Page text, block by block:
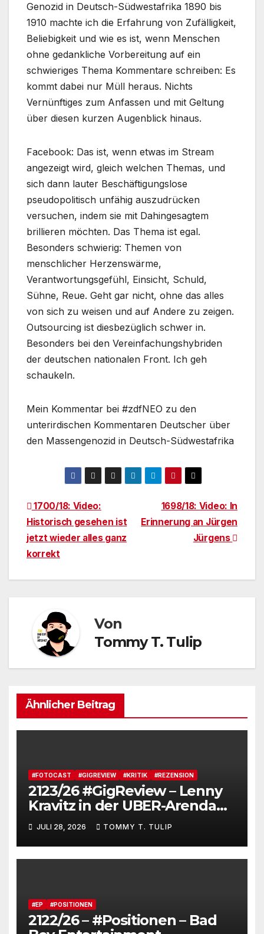
Genozid in Deutsch-Südwestafrika 1890 bis
1910 machte ich die Erfahrung von Zufälligkeit,
Beliebigkeit und wie es ist, wenn Menschen
ohne gedankliche Vorbereitung auf ein
schwieriges Thema Kommentare schreiben: Es
kommt dabei nur Müll heraus. Nichts
Vernünftiges zum Anfassen und mit Geltung
über diesen kurzen Augenblick hinaus.
Facebook: Das ist, wenn etwas im Stream
angezeigt wird, gleich welchen Themas, und
sich dann lauter Beschäftigungslose
pseudopolitisch unfähig auszudrücken
versuchen, indem sie mit Dahingesagtem
brillieren möchten. Das Thema ist egal.
Besonders schwierig: Themen von
menschlicher Herzenswärme,
Verantwortungsgefühl, Einsicht, Schuld,
Sühne, Reue. Geht gar nicht, ohne das alles
von sich zu weisen und auf Andere zu zeigen.
Outsourcing ist diesbezüglich schwer in.
Besonders bei den Vereinfachungshybriden
der deutschen nationalen Front. Ich geh
schaukeln.
Mein Kommentar bei #zdfNEO zu den
unterirdischen Kommentaren Deutscher über
den Massengenozid in Deutsch-Südwestafrika
Beitragsnavigation1698/18: Video: In
Erinnerung an Jürgen
Jürgens
1700/18: Video:
Historisch gesehen ist
jetzt wieder alles ganz
korrekt
Von
Tommy T. Tulip
Ähnlicher Beitrag
#FOTOCAST #GIGREVIEW #KRITIK #REZENSION
2123/26 #GigReview – Lenny
Kravitz in der UBER-Arenda
#LetLoveRule – Deutsche Cis-
Kartoffel zieht nochmal die
Lederjacke an. Tommy, das
Brot, besucht Lenny Kravitz
JULI 28, 2026 TOMMY T. TULIP
#EP #POSITIONEN
2122/26 – #Positionen – Bad